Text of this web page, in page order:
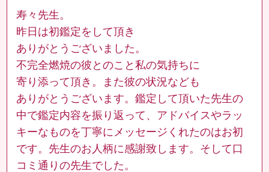
寿々先生。
昨日は初鑑定をして頂き
ありがとうございました。
不完全燃焼の彼とのこと私の気持ちに
寄り添って頂き。また彼の状況なども
ありがとうございます。鑑定して頂いた先生の
中で鑑定内容を振り返って、アドバイスやラッ
キーなものを丁寧にメッセージくれたのはお初
です。先生のお人柄に感謝致します。そして口
コミ通りの先生でした。